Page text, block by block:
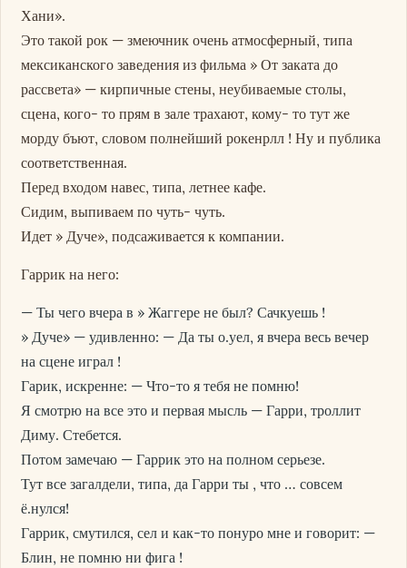
Хани».
Это такой рок — змеючник очень атмосферный, типа
мексиканского заведения из фильма » От заката до
рассвета» — кирпичные стены, неубиваемые столы,
сцена, кого- то прям в зале трахают, кому- то тут же
морду бъют, словом полнейший рокенрлл ! Ну и публика
соответственная.
Перед входом навес, типа, летнее кафе.
Сидим, выпиваем по чуть- чуть.
Идет » Дуче», подсаживается к компании.
Гаррик на него:
— Ты чего вчера в » Жаггере не был? Сачкуешь !
» Дуче» — удивленно: — Да ты о.уел, я вчера весь вечер
на сцене играл !
Гарик, искренне: — Что-то я тебя не помню!
Я смотрю на все это и первая мысль — Гарри, троллит
Диму. Стебется.
Потом замечаю — Гаррик это на полном серьезе.
Тут все загалдели, типа, да Гарри ты , что … совсем
ё.нулся!
Гаррик, смутился, сел и как-то понуро мне и говорит: —
Блин, не помню ни фига !